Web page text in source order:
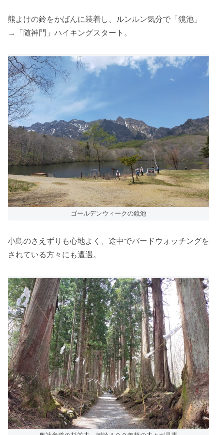
熊よけの鈴をかばんに装着し、ルンルン気分で「鏡池」
→「随神門」ハイキングスタート。
ゴールデンウィークの鏡池
小鳥のさえずりも心地よく、途中でバードウォッチングを
されている方々にも遭遇。